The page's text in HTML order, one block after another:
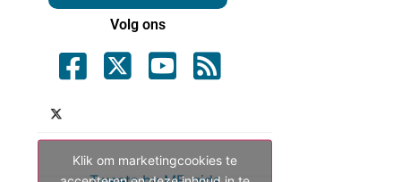
Volg ons
Klik om marketingcookies te